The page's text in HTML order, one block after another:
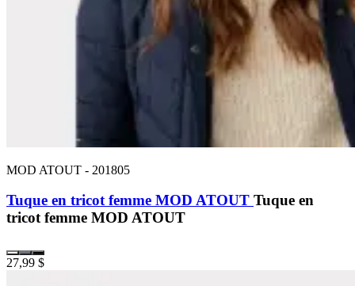
MOD ATOUT - 201805
Tuque en tricot femme MOD ATOUT Tuque en
tricot femme MOD ATOUT
27,99 $